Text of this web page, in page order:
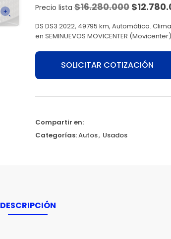
Precio lista $16.280.000 $
DS DS3 2022, 49795 km, Automática.
en SEMINUEVOS MOVICENTER
SOLICITAR COTIZACIÓN
Compartir en:
Categorías:Autos, Usados
DESCRIPCIÓN